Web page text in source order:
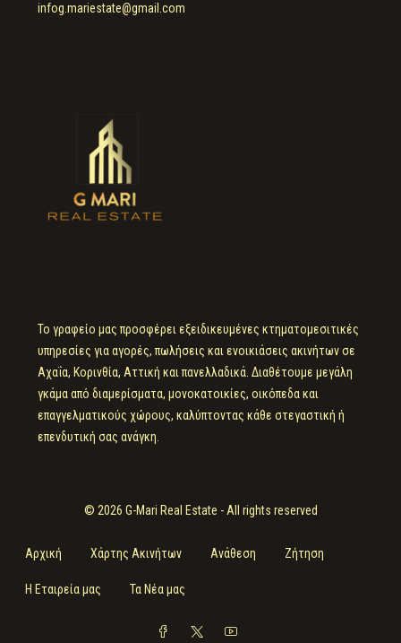
infog.mariestate@gmail.com
Το γραφείο μας προσφέρει εξειδικευμένες κτηματομεσιτικές
υπηρεσίες για αγορές, πωλήσεις και ενοικιάσεις ακινήτων σε
Αχαΐα, Κορινθία, Αττική και πανελλαδικά. Διαθέτουμε μεγάλη
γκάμα από διαμερίσματα, μονοκατοικίες, οικόπεδα και
επαγγελματικούς χώρους, καλύπτοντας κάθε στεγαστική ή
επενδυτική σας ανάγκη.
© 2026 G-Mari Real Estate - All rights reserved
Αρχική Χάρτης Ακινήτων Ανάθεση Ζήτηση
Η Εταιρεία μας Τα Νέα μας